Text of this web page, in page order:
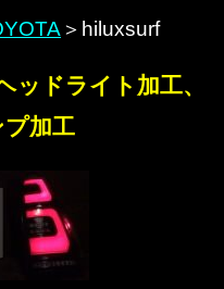
＞hiluxsurf
ッドライト加工、
加工